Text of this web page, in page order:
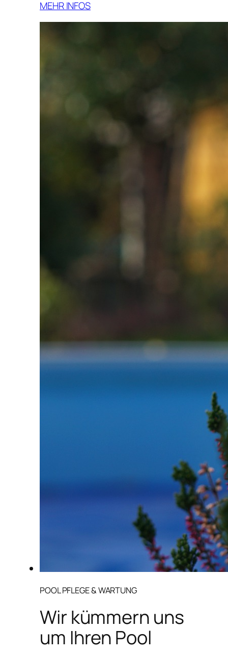
MEHR INFOS
POOL PFLEGE & WARTUNG
Wir kümmern uns
um Ihren Pool